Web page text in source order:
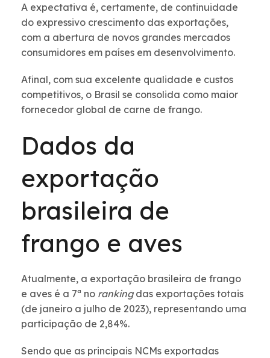
A expectativa é, certamente, de continuidade
do expressivo crescimento das exportações,
com a abertura de novos grandes mercados
consumidores em países em desenvolvimento.
Afinal, com sua excelente qualidade e custos
competitivos, o Brasil se consolida como maior
fornecedor global de carne de frango.
Dados da
exportação
brasileira de
frango e aves
Atualmente, a exportação brasileira de frango
e aves é a 7ª no ranking das exportações totais
(de janeiro a julho de 2023), representando uma
participação de 2,84%.
Sendo que as principais NCMs exportadas